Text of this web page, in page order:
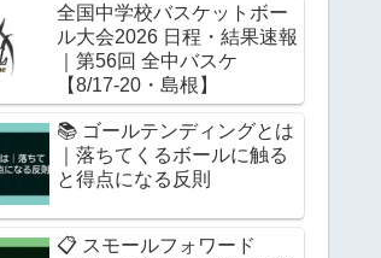
全国中学校バスケットボー
ル大会2026 日程・結果速報
｜第56回 全中バスケ
【8/17-20・島根】
📚 ゴールテンディングとは
｜落ちてくるボールに触る
と得点になる反則
📋 スモールフォワード